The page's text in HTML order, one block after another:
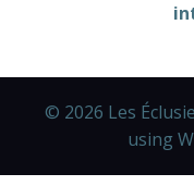
© 2026 Les
using